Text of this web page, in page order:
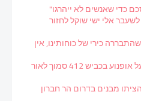
כדי שאנשים לא ייהרגו"
אלי ישי שוקל לחזור
כירי של כוחותינו, אין
גבר נפצע קשה במהלך רכיבה על אופנוע בכביש 412 סמוך לאור
מבנים בדרום הר חברון